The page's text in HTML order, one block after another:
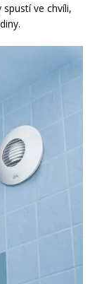
ve chvíli,